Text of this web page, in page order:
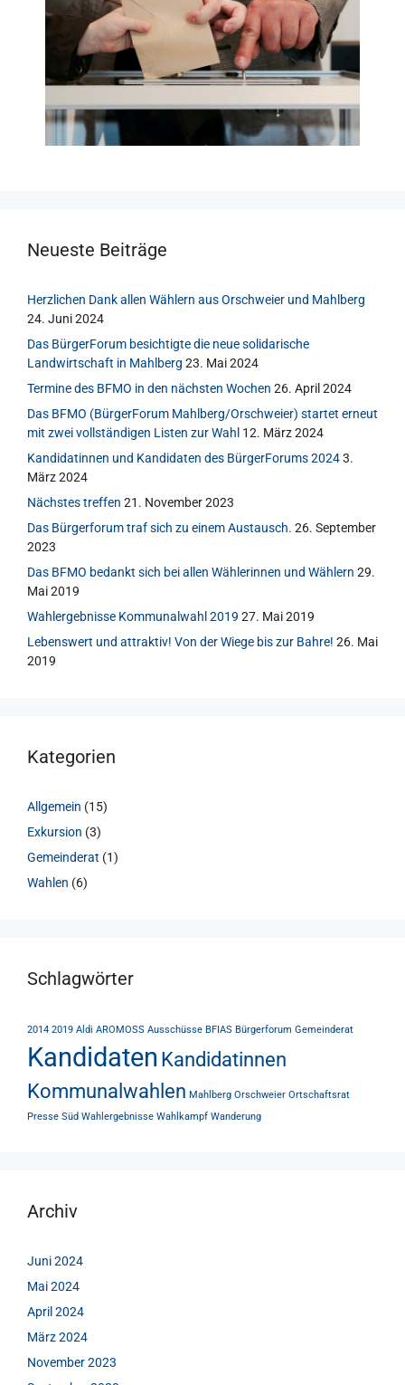
Neueste Beiträge
Herzlichen Dank allen Wählern aus Orschweier und Mahlberg
24. Juni 2024
Das BürgerForum besichtigte die neue solidarische
Landwirtschaft in Mahlberg 23. Mai 2024
Termine des BFMO in den nächsten Wochen 26. April 2024
Das BFMO (BürgerForum Mahlberg/Orschweier) startet erneut
mit zwei vollständigen Listen zur Wahl 12. März 2024
Kandidatinnen und Kandidaten des BürgerForums 20243.
März 2024
Nächstes treffen 21. November 2023
Das Bürgerforum traf sich zu einem Austausch. 26. September
2023
Das BFMO bedankt sich bei allen Wählerinnen und Wählern 29.
Mai 2019
Wahlergebnisse Kommunalwahl 2019 27. Mai 2019
Lebenswert und attraktiv! Von der Wiege bis zur Bahre! 26. Mai
2019
Kategorien
Allgemein (15)
Exkursion (3)
Gemeinderat (1)
Wahlen (6)
Schlagwörter
2014 2019 Aldi AROMOSS Ausschüsse BFIAS Bürgerforum Gemeinderat
Kandidaten Kandidatinnen
Kommunalwahlen Mahlberg Orschweier Ortschaftsrat
Presse Süd Wahlergebnisse Wahlkampf Wanderung
Archiv
Juni 2024
Mai 2024
April 2024
März 2024
November 2023